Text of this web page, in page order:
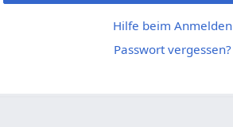
Hilfe beim Anmelden
Passwort vergessen?